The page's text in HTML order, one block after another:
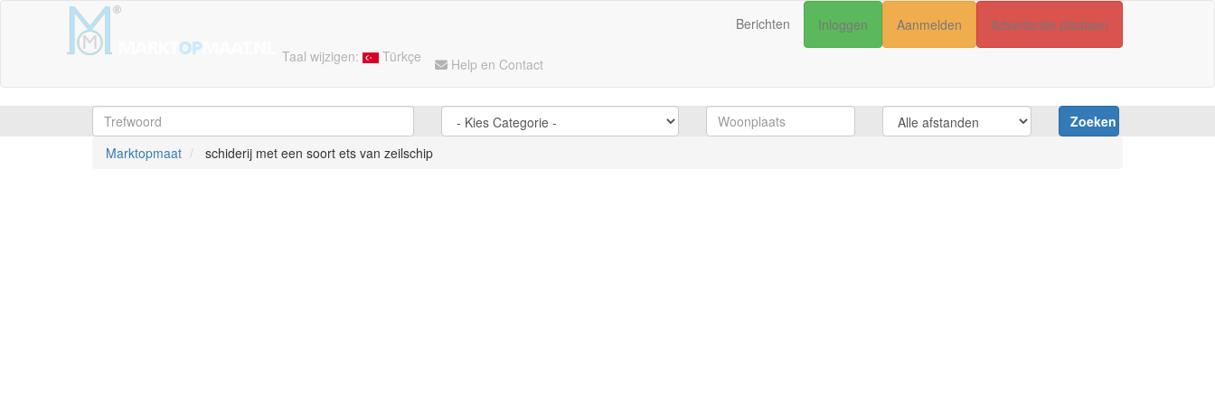
Taal wijzigen: Türkçe Help en Contact
Berichten Inloggen Aanmelden Advertentie plaatsen
Zoeken
Marktopmaat
schiderij met een soort ets van zeilschip